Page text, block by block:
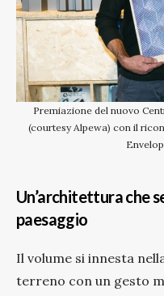
Premiazione del nuovo
(courtesy Alpewa) con il
Un’architettura che
paesaggio
Il volume si innesta
terreno con un gesto